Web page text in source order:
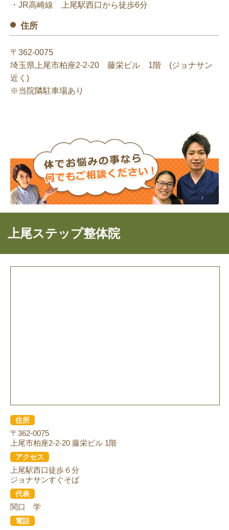
・JR高崎線 上尾駅西口から徒歩6分
住所
〒362-0075
埼玉県上尾市柏座2-2-20 藤栄ビル 1階 (ジョナサン
近く)
※当院隣駐車場あり
上尾ステップ整体院
住所
〒362-0075
上尾市柏座2-2-20 藤栄ビル 1階
アクセス
上尾駅西口徒歩６分
ジョナサンすぐそば
代表
関口 学
電話